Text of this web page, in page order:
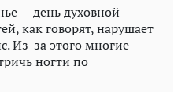
— день духовной
как говорят, нарушает
Из-за этого многие
ногти по